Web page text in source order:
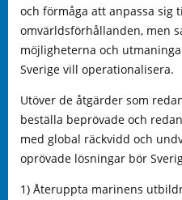
och förmåga att anpassa sig
omvärldsförhållanden, men
möjligheterna och
Sverige vill operationalisera.
Utöver de åtgärder som
beställa beprövade och
med global räckvidd och
oprövade lösningar bör
1) Återuppta marinens